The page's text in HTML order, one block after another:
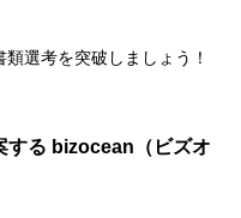
選考を突破しましょう！
する bizocean（ビズオ